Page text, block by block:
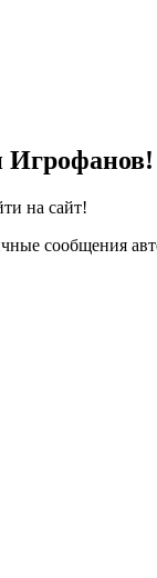
Игрофанов!
на сайт!
сообщения